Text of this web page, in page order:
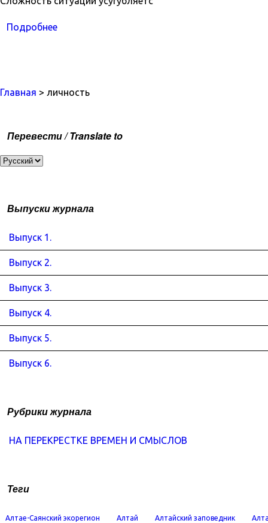
Подробнее
Главная > личность
Перевести / Translate to
Выпуски журнала
Выпуск 1.
Выпуск 2.
Выпуск 3.
Выпуск 4.
Выпуск 5.
Выпуск 6.
Рубрики журнала
НА ПЕРЕКРЕСТКЕ ВРЕМЕН И СМЫСЛОВ
Теги
Алтае-Саянский экорегион Алтай Алтайский заповедник